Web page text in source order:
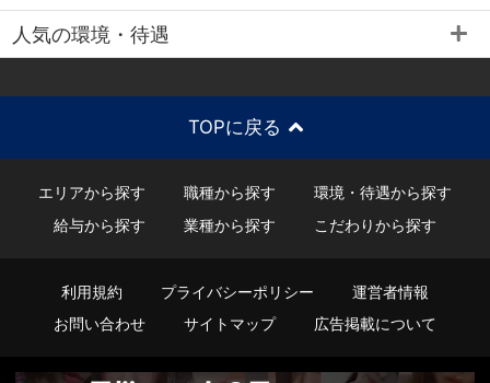
人気の環境・待遇
TOPに戻る
エリアから探す 職種から探す
環境・待遇から探す
給与から探す
業種から探す こだわりから探す
利用規約 プライバシーポリシー
運営者情報
お問い合わせ
サイトマップ 広告掲載について